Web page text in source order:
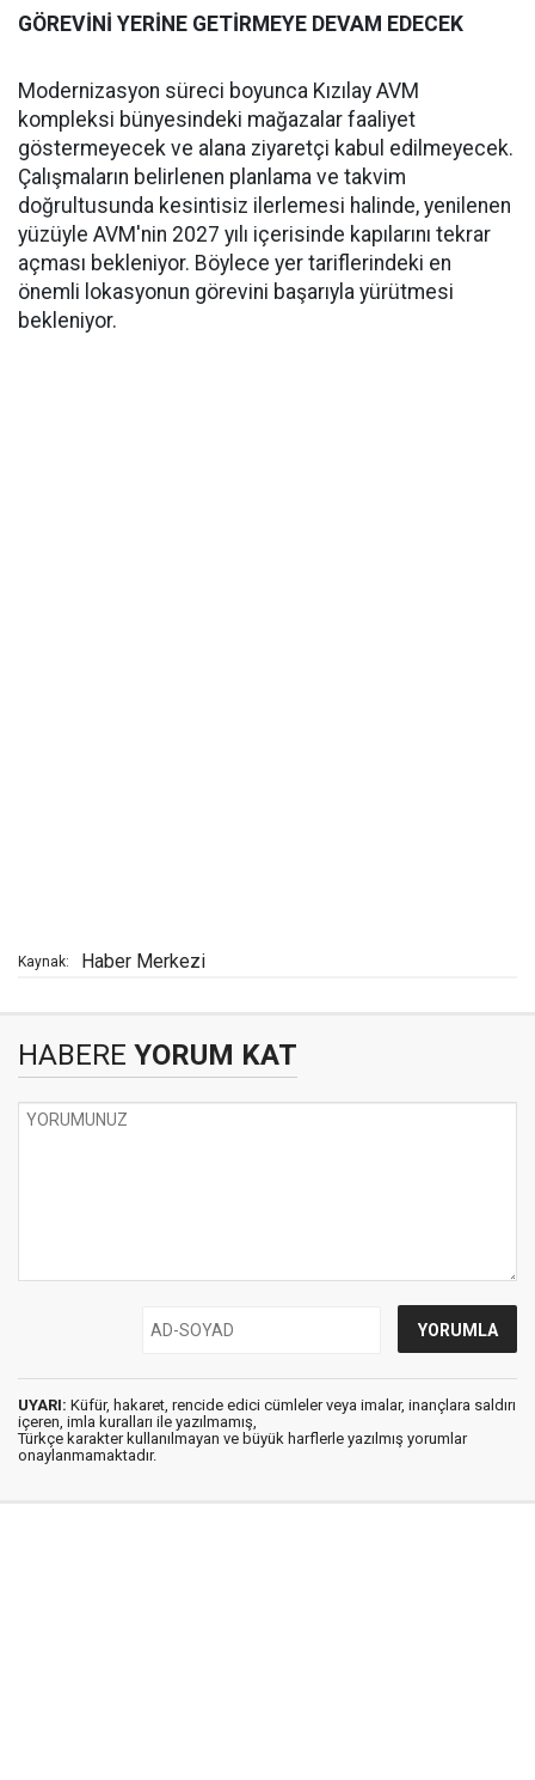
GÖREVİNİ YERİNE GETİRMEYE DEVAM EDECEK
Modernizasyon süreci boyunca Kızılay AVM
kompleksi bünyesindeki mağazalar faaliyet
göstermeyecek ve alana ziyaretçi kabul edilmeyecek.
Çalışmaların belirlenen planlama ve takvim
doğrultusunda kesintisiz ilerlemesi halinde, yenilenen
yüzüyle AVM'nin 2027 yılı içerisinde kapılarını tekrar
açması bekleniyor. Böylece yer tariflerindeki en
önemli lokasyonun görevini başarıyla yürütmesi
bekleniyor.
Kaynak: Haber Merkezi
HABERE YORUM KAT
UYARI: Küfür, hakaret, rencide edici cümleler veya imalar, inançlara saldırı
içeren, imla kuralları ile yazılmamış,
Türkçe karakter kullanılmayan ve büyük harflerle yazılmış yorumlar
onaylanmamaktadır.